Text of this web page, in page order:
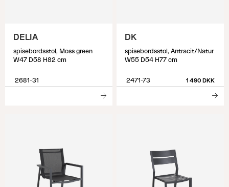
DELIA
spisebordsstol, Moss green
W47 D58 H82 cm
2681-31
DK
spisebordsstol, Antracit/Natur
W55 D54 H77 cm
2471-73 1 490 DKK